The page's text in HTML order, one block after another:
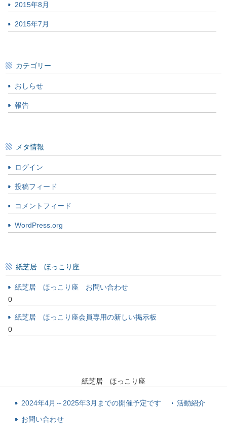
2015年8月
2015年7月
カテゴリー
おしらせ
報告
メタ情報
ログイン
投稿フィード
コメントフィード
WordPress.org
紙芝居 ほっこり座
紙芝居 ほっこり座 お問い合わせ
0
紙芝居 ほっこり座会員専用の新しい掲示板
0
紙芝居 ほっこり座
2024年4月～2025年3月までの開催予定です 活動紹介
お問い合わせ